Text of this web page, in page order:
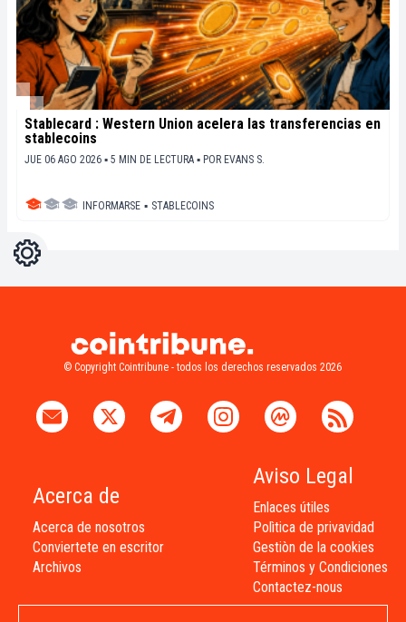
Stablecard : Western Union acelera las transferencias en
stablecoins
JUE 06 AGO 2026 ▪ 5 MIN DE LECTURA ▪ POR EVANS S.
INFORMARSE ▪ STABLECOINS
Ajustes
© Copyright Cointribune - todos los derechos reservados 2026
Acerca de
Acerca de nosotros
Conviertete en escritor
Archivos
Aviso Legal
Enlaces útiles
Polìtica de privavidad
Gestiòn de la cookies
Términos y Condiciones
Contactez-nous